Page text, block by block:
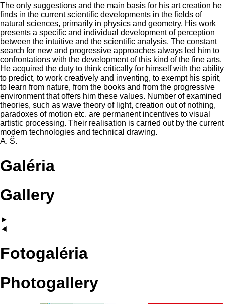
The only suggestions and the main basis for his art creation he
finds in the current scientific developments in the fields of
natural sciences, primarily in physics and geometry. His work
presents a specific and individual development of perception
between the intuitive and the scientific analysis. The constant
search for new and progressive approaches always led him to
confrontations with the development of this kind of the fine arts.
He acquired the duty to think critically for himself with the ability
to predict, to work creatively and inventing, to exempt his spirit,
to learn from nature, from the books and from the progressive
environment that offers him these values. Number of examined
theories, such as wave theory of light, creation out of nothing,
paradoxes of motion etc. are permanent incentives to visual
artistic processing. Their realisation is carried out by the current
modern technologies and technical drawing.
A. Š.
Galéria
Gallery
►
◄
Fotogaléria
Photogallery